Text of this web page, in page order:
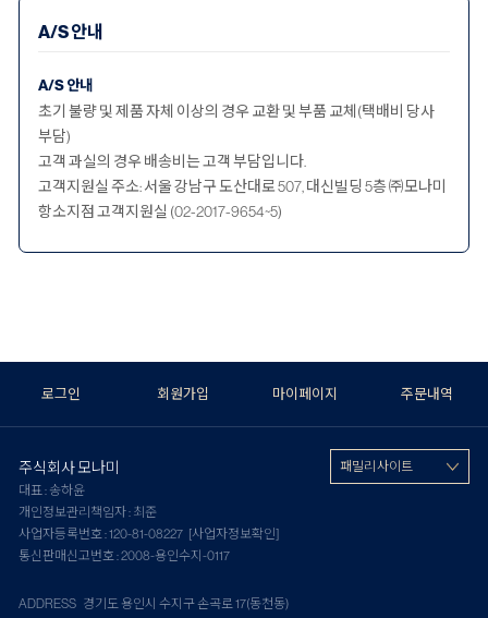
A/S 안내
A/S 안내
초기 불량 및 제품 자체 이상의 경우 교환 및 부품 교체(택배비 당사
부담)
고객 과실의 경우 배송비는 고객 부담입니다.
고객지원실 주소: 서울 강남구 도산대로 507, 대신빌딩 5층 ㈜모나미
항소지점 고객지원실 (02-2017-9654~5)
로그인 회원가입 마이페이지 주문내역
주식회사 모나미
대표 : 송하윤
개인정보관리책임자 : 최준
사업자등록번호 : 120-81-08227 [사업자정보확인]
통신판매신고번호 : 2008-용인수지-0117
ADDRESS 경기도 용인시 수지구 손곡로 17(동천동)
패밀리 사이트